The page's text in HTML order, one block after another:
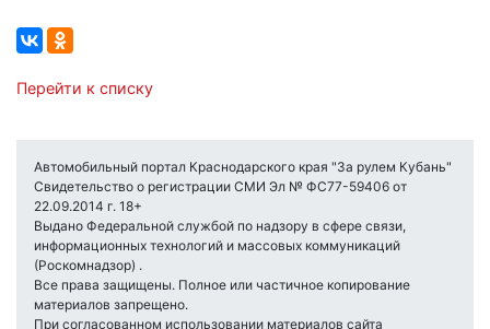
Перейти к списку
Автомобильный портал Краснодарского края "За рулем Кубань"
Свидетельство о регистрации СМИ Эл № ФС77-59406 от
22.09.2014 г. 18+
Выдано Федеральной службой по надзору в сфере связи,
информационных технологий и массовых коммуникаций
(Роскомнадзор) .
Все права защищены. Полное или частичное копирование
материалов запрещено.
При согласованном использовании материалов сайта